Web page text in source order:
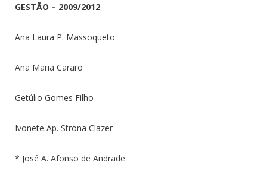
GESTÃO – 2009/2012
Ana Laura P. Massoqueto
Ana Maria Cararo
Getúlio Gomes Filho
Ivonete Ap. Strona Clazer
* José A. Afonso de Andrade